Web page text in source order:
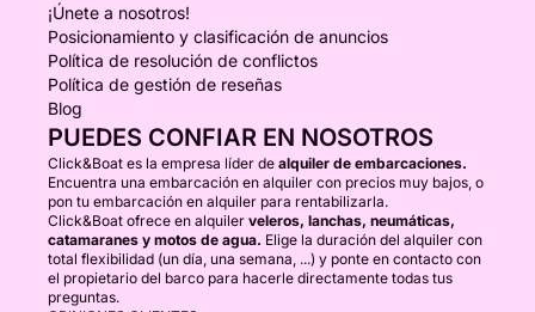
¡Únete a nosotros!
Posicionamiento y clasificación de anuncios
Política de resolución de conflictos
Política de gestión de reseñas
Blog
PUEDES CONFIAR EN NOSOTROS
Click&Boat es la empresa líder de alquiler de embarcaciones.
Encuentra una embarcación en alquiler con precios muy bajos, o
pon tu embarcación en alquiler para rentabilizarla.
Click&Boat ofrece en alquiler veleros, lanchas, neumáticas,
catamaranes y motos de agua. Elige la duración del alquiler con
total flexibilidad (un día, una semana, ...) y ponte en contacto con
el propietario del barco para hacerle directamente todas tus
preguntas.